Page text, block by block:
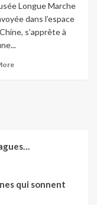
Longue Marche
dans l’espace
s’apprête à
qui sonnent